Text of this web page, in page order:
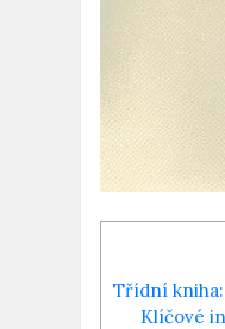
Třídní‌
Klíčové